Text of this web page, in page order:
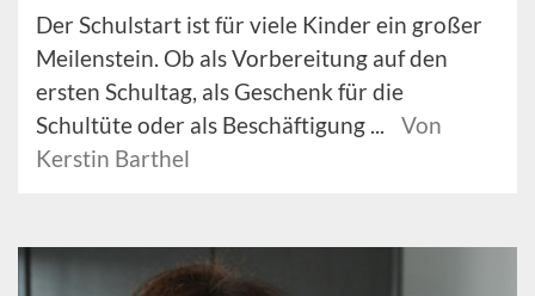
Der Schulstart ist für viele Kinder ein großer
Meilenstein. Ob als Vorbereitung auf den
ersten Schultag, als Geschenk für die
Schultüte oder als Beschäftigung ...
Von
Kerstin Barthel